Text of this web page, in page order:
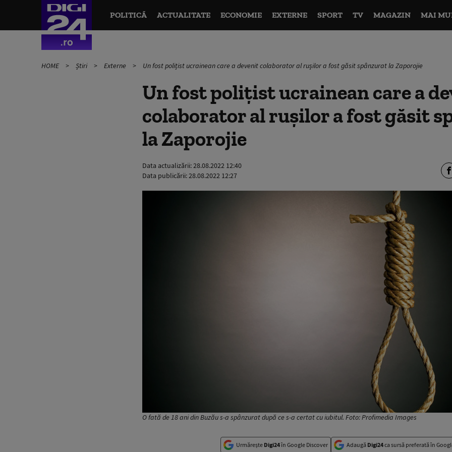
POLITICĂ ACTUALITATE ECONOMIE EXTERNE SPORT TV MAGAZIN MAI
HOME Știri Externe Un fost polițist ucrainean care a devenit colaborator al rușilor a fost găsit spânzurat la Zaporojie
Un fost polițist ucrainean care a
colaborator al rușilor a fost găsit
la Zaporojie
Data actualizării:28.08.2022 12:40
Data publicării:28.08.2022 12:27
O fată de 18 ani din Buzău s-a spânzurat după ce s-a certat cu iubitul. Foto: Profimedia Images
Urmărește Digi24în Google Discover Adaugă Digi24ca sursă preferată în